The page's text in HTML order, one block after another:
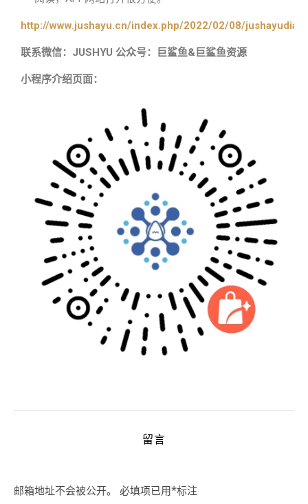
http://www.jushayu.cn/index.php/2022/02/08/
联系微信：JUSHYU 公众号：巨鲨鱼&巨鲨鱼资源
小程序介绍页面：
留言
邮箱地址不会被公开。 必填项已用*标注